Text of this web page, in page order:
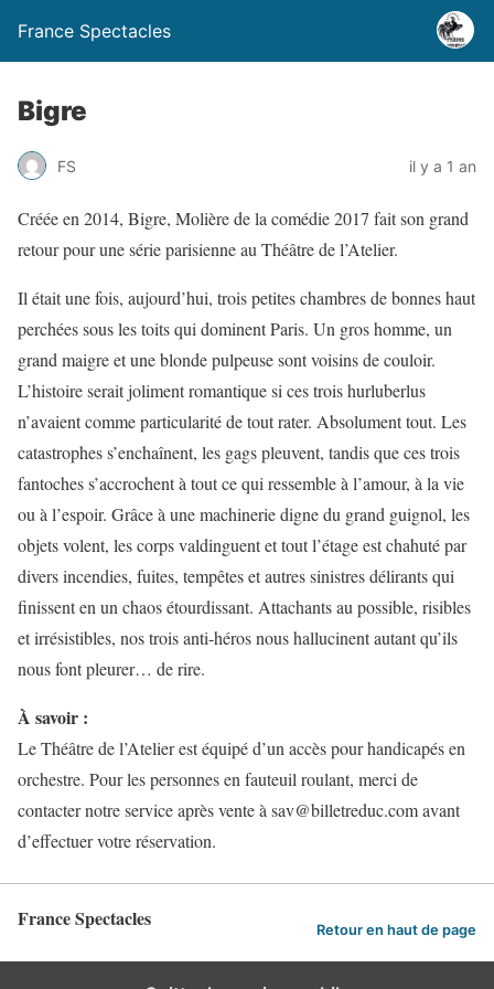
France Spectacles
Bigre
FS il y a 1 an
Créée en 2014, Bigre, Molière de la comédie 2017 fait son grand
retour pour une série parisienne au Théâtre de l’Atelier.
Il était une fois, aujourd’hui, trois petites chambres de bonnes haut
perchées sous les toits qui dominent Paris. Un gros homme, un
grand maigre et une blonde pulpeuse sont voisins de couloir.
L’histoire serait joliment romantique si ces trois hurluberlus
n’avaient comme particularité de tout rater. Absolument tout. Les
catastrophes s’enchaînent, les gags pleuvent, tandis que ces trois
fantoches s’accrochent à tout ce qui ressemble à l’amour, à la vie
ou à l’espoir. Grâce à une machinerie digne du grand guignol, les
objets volent, les corps valdinguent et tout l’étage est chahuté par
divers incendies, fuites, tempêtes et autres sinistres délirants qui
finissent en un chaos étourdissant. Attachants au possible, risibles
et irrésistibles, nos trois anti-héros nous hallucinent autant qu’ils
nous font pleurer… de rire.
À savoir :
Le Théâtre de l’Atelier est équipé d’un accès pour handicapés en
orchestre. Pour les personnes en fauteuil roulant, merci de
contacter notre service après vente à sav@billetreduc.com avant
d’effectuer votre réservation.
France Spectacles Retour en haut de page